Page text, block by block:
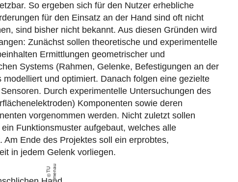
So ergeben sich für den Nutzer erhebliche
für den Einsatz an der Hand sind oft nicht
sind bisher nicht bekannt. Aus diesen Gründen wird
Zunächst sollen theoretische und experimentelle
Ermittlungen geometrischer und
Systems (Rahmen, Gelenke, Befestigungen an der
und optimiert. Danach folgen eine gezielte
Durch experimentelle Untersuchungen des
Komponenten sowie deren
vorgenommen werden. Nicht zuletzt sollen
Funktionsmuster aufgebaut, welches alle
Ende des Projektes soll ein erprobtes,
in jedem Gelenk vorliegen.
T
U
Il
m
e
n
a u